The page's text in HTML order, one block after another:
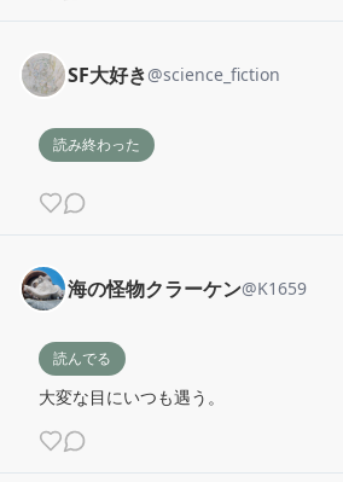
SF大好き@science_fiction
読み終わった
海の怪物クラーケン@K1659
読んでる
大変な目にいつも遇う。